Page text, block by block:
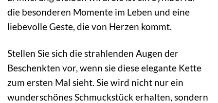
die besonderen Momente im Leben und eine
liebevolle Geste, die von Herzen kommt.
Stellen Sie sich die strahlenden Augen der
Beschenkten vor, wenn sie diese elegante Kette
zum ersten Mal sieht. Sie wird nicht nur ein
wunderschönes Schmuckstück erhalten, sondern